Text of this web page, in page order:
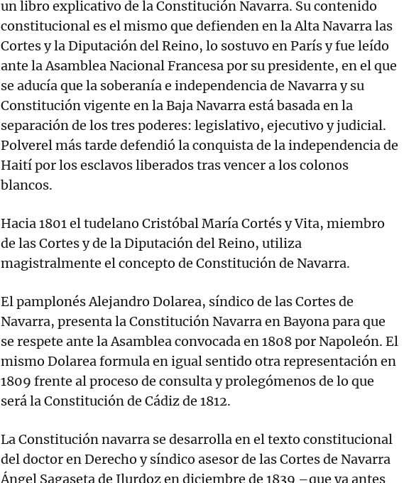
un libro explicativo de la Constitución Navarra. Su contenido
constitucional es el mismo que defienden en la Alta Navarra las
Cortes y la Diputación del Reino, lo sostuvo en París y fue leído
ante la Asamblea Nacional Francesa por su presidente, en el que
se aducía que la soberanía e independencia de Navarra y su
Constitución vigente en la Baja Navarra está basada en la
separación de los tres poderes: legislativo, ejecutivo y judicial.
Polverel más tarde defendió la conquista de la independencia de
Haití por los esclavos liberados tras vencer a los colonos
blancos.
Hacia 1801 el tudelano Cristóbal María Cortés y Vita, miembro
de las Cortes y de la Diputación del Reino, utiliza
magistralmente el concepto de Constitución de Navarra.
El pamplonés Alejandro Dolarea, síndico de las Cortes de
Navarra, presenta la Constitución Navarra en Bayona para que
se respete ante la Asamblea convocada en 1808 por Napoleón. El
mismo Dolarea formula en igual sentido otra representación en
1809 frente al proceso de consulta y prolegómenos de lo que
será la Constitución de Cádiz de 1812.
La Constitución navarra se desarrolla en el texto constitucional
del doctor en Derecho y síndico asesor de las Cortes de Navarra
Ángel Sagaseta de Ilurdoz en diciembre de 1839 –que ya antes